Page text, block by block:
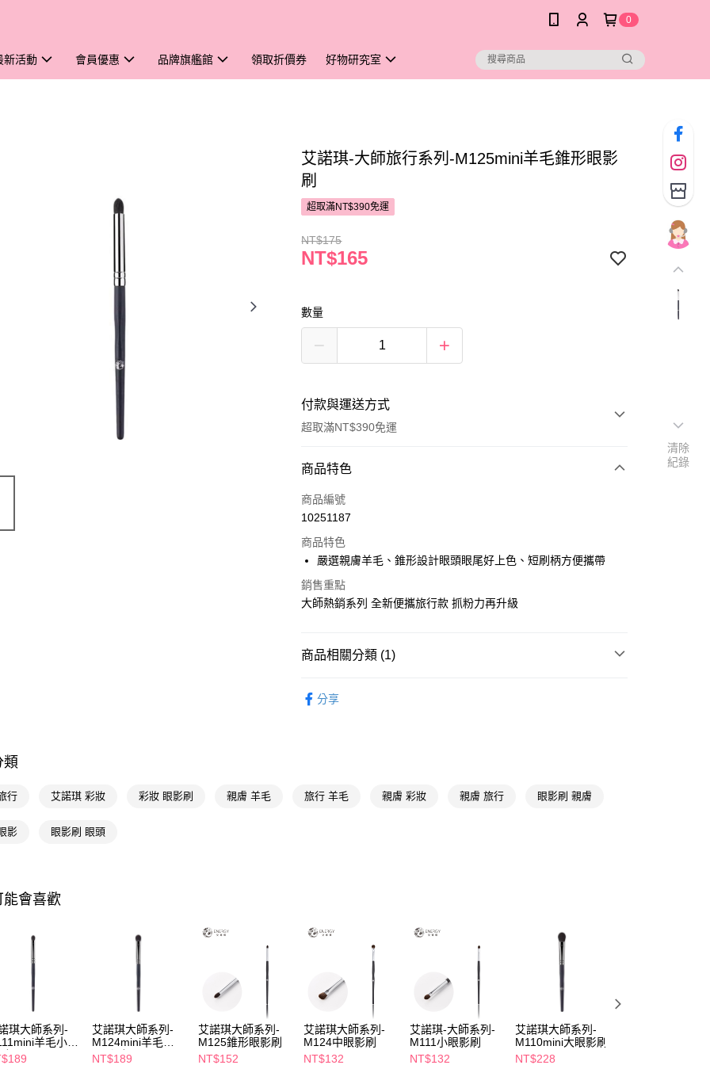
0
新活動 會員優惠 品牌旗艦館 領取折價券 好物研究室
艾諾琪-大師旅行系列-M125mini羊毛錐形眼影
刷
超取滿NT$390免運
NT$175
NT$165
數量
付款與運送方式
超取滿NT$390免運
付款方式
POYA支付
超商取貨付款
LINE Pay
Google Pay
便利好安心！
／ATM／網路銀行／等多元方式進行付款，方視為交易完成。
※ 請注意：結帳手續完成當下不需立刻繳費，但若您需要取消訂單，請聯
絡購買商品的店家。未經商家同意取消之訂單仍視為有效，需透過AFTEE
先享後付繳納相關費用。
※ 交易是否成功請以「AFTEE先享後付 」之結帳頁面顯示為準，若有關於
是否繳費成功／繳費後需取消欲退款等相關疑問，請聯繫「AFTEE先享後
付客戶支援中心」
https://netprotections.freshdesk.com/support/home
【注意事項】
每筆NT$65，滿NT$390(含以上)免運費
萊爾富取貨付款
每筆NT$65，滿NT$490(含以上)免運費
付款後萊爾富取貨
每筆NT$65，滿NT$490(含以上)免運費
7-11取貨付款
商品特色
商品編號
10251187
商品特色
嚴選親膚羊毛、錐形設計眼頭眼尾好上色、短刷柄方便攜帶
銷售重點
大師熱銷系列 全新便攜旅行款 抓粉力再升級
商品相關分類 (1)
分享
類
行 艾諾琪 彩妝 彩妝 眼影刷 親膚 羊毛 旅行 羊毛 親膚 彩妝 親膚 旅行 眼影刷 親膚
影 眼影刷 眼頭
能會喜歡
琪大師系列-
羊毛小眼
艾諾琪大師系列-
M124mini羊毛中
眼影刷
NT$189
艾諾琪大師系列-
M125錐形眼影刷
NT$152
艾諾琪大師系列-
M124中眼影刷
NT$132
艾諾琪-大師系列-
M111小眼影刷
NT$132
艾諾琪大師系列-
M110mini大眼影刷
NT$228
清除
紀錄